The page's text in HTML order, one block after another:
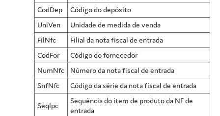
CodDep
Código do depósito
UniVen
Unidade de medida de venda
FilNfc
Filial da nota fiscal de entrada
CodFor
Código do fornecedor
NumNfc
Número da nota fiscal de entrada
SnfNfc
Código da série da nota fiscal de entrada
SeqIpc
Sequência do item de produto da NF de
entrada